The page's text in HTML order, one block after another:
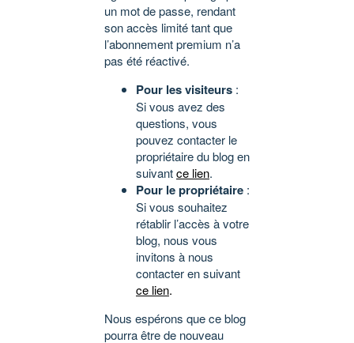
un mot de passe, rendant
son accès limité tant que
l’abonnement premium n’a
pas été réactivé.
Pour les visiteurs :
Si vous avez des
questions, vous
pouvez contacter le
propriétaire du blog en
suivantce lien.
Pour le propriétaire :
Si vous souhaitez
rétablir l’accès à votre
blog, nous vous
invitons à nous
contacter en suivant
ce lien.
Nous espérons que ce blog
pourra être de nouveau